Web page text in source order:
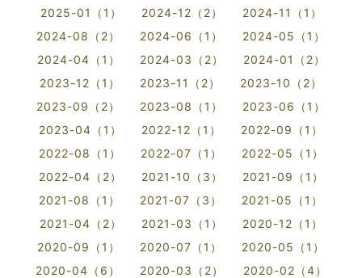
2025-01（1）
2024-12（2）
2024-11（1）
2024-08（2）
2024-06（1）
2024-05（1）
2024-04（1）
2024-03（2）
2024-01（2）
2023-12（1）
2023-11（2）
2023-10（2）
2023-09（2）
2023-08（1）
2023-06（1）
2023-04（1）
2022-12（1）
2022-09（1）
2022-08（1）
2022-07（1）
2022-05（1）
2022-04（2）
2021-10（3）
2021-09（1）
2021-08（1）
2021-07（3）
2021-05（1）
2021-04（2）
2021-03（1）
2020-12（1）
2020-09（1）
2020-07（1）
2020-05（1）
2020-04（6）
2020-03（2）
2020-02（4）